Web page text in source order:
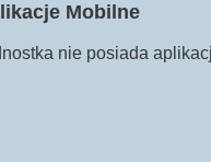
Mobilne
nie posiada